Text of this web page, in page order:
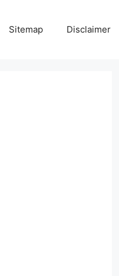
Sitemap Disclaimer